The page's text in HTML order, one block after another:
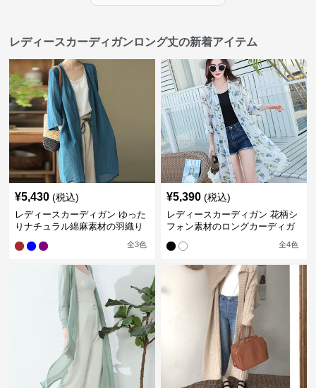
レディースカーディガンロング丈の新着アイテム
¥5,430 (税込)
レディースカーディガン ゆった
りナチュラル綿麻素材の羽織り
全3色
¥5,390 (税込)
レディースカーディガン 花柄シ
フォン素材のロングカーディガ
全4色